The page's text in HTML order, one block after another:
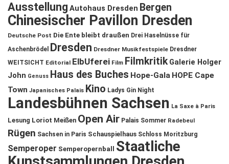
Ausstellung Autohaus Dresden Bergen
Chinesischer Pavillon Dresden
Deutsche Post Die Ente bleibt draußen Drei Haselnüsse für
Aschenbrödel
Dresden Dresdner Musikfestspiele Dresdner
WEITSICHT Editorial ElbUferei Film Filmkritik Galerie Holger
John Genuss Haus des Buches Hope-Gala HOPE Cape
Town Japanisches Palais Kino Ladys Gin Night
Landesbühnen Sachsen La Saxe à Paris
Lesung Loriot Meißen Open Air Palais Sommer Radebeul
Rügen Sachsen in Paris Schauspielhaus Schloss Moritzburg
Semperoper Semperopernball
Staatliche